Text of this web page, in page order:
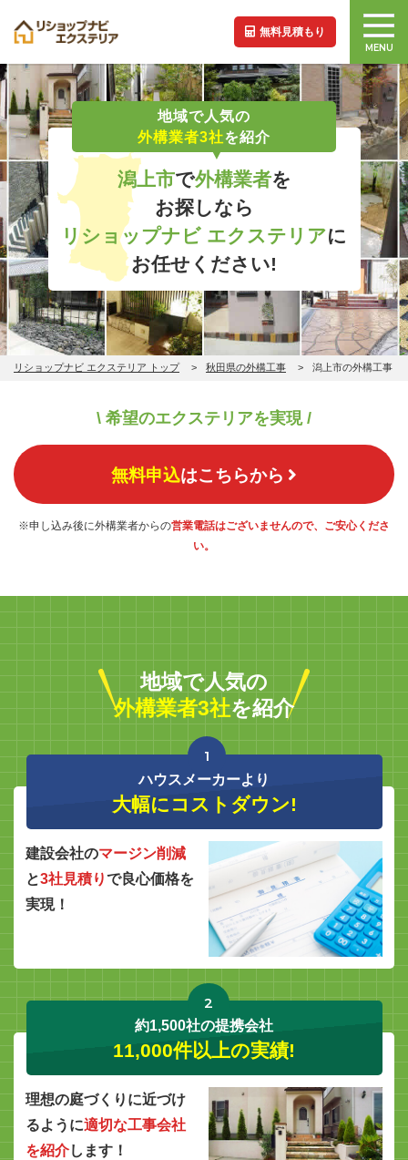
無料見積もり
MENU
地域で人気の
外構業者3社を紹介
潟上市で外構業者を
お探しなら
リショップナビ エクステリアに
お任せください!
リショップナビ エクステリア トップ 秋田県の外構工事 潟上市の外構工事
\ 希望のエクステリアを実現 /
無料申込はこちらから
※申し込み後に外構業者からの営業電話はございませんので、ご安心くださ
い。
地域で人気の
外構業者3社を紹介
1
ハウスメーカーより
大幅にコストダウン!
建設会社のマージン削減
と3社見積りで良心価格を
実現！
2
約1,500社の提携会社
11,000件以上の実績!
理想の庭づくりに近づけ
るように適切な工事会社
を紹介します！